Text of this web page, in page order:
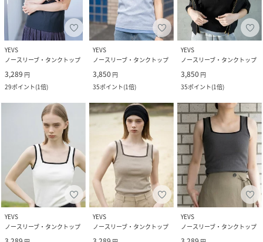
YEVS
ノースリーブ・タンクトップ
3,289 円
29ポイント(1倍)
YEVS
ノースリーブ・タンクトップ
3,850 円
35ポイント(1倍)
YEVS
ノースリーブ・タンクトップ
3,850 円
35ポイント(1倍)
YEVS
ノースリーブ・タンクトップ
YEVS
ノースリーブ・タンクトップ
YEVS
ノースリーブ・タンクトップ